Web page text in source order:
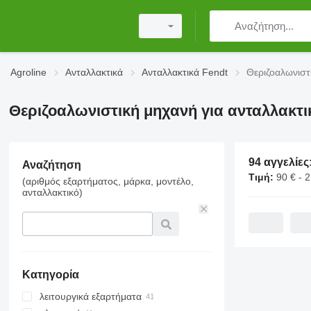
Agroline Ανταλλακτικά Ανταλλακτικά Fendt
Θεριζοαλωνιστική μηχανή για
Αναζήτηση
(αριθμός εξαρτήματος, μάρκα, μοντέλο,
ανταλλακτικό)
Κατηγορία
λειτουργικά εξαρτήματα
94 αγγελίες:
Τιμή: 90 € -